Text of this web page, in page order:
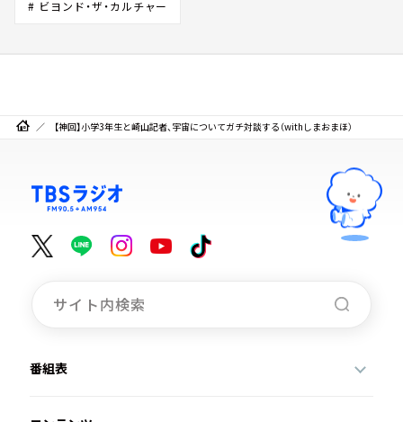
# ビヨンド・ザ・カルチャー
【神回】小学3年生と崎山記者、宇宙についてガチ対談する（withしまおまほ）
番組表